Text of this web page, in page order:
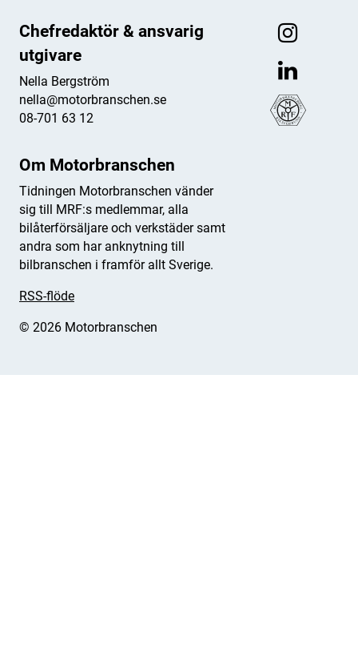
Om Motorbranschen
Tidningen Motorbranschen vänder
sig till MRF:s medlemmar, alla
bilåterförsäljare och verkstäder samt
andra som har anknytning till
bilbranschen i framför allt Sverige.
RSS-flöde
© 2026 Motorbranschen
Chefredaktör & ansvarig
utgivare
Nella Bergström
nella@motorbranschen.se
08-701 63 12